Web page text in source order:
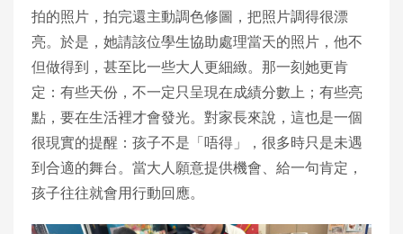
拍的照片，拍完還主動調色修圖，把照片調得很漂
亮。於是，她請該位學生協助處理當天的照片，他不
但做得到，甚至比一些大人更細緻。那一刻她更肯
定：有些天份，不一定只呈現在成績分數上；有些亮
點，要在生活裡才會發光。對家長來說，這也是一個
很現實的提醒：孩子不是「唔得」，很多時只是未遇
到合適的舞台。當大人願意提供機會、給一句肯定，
孩子往往就會用行動回應。